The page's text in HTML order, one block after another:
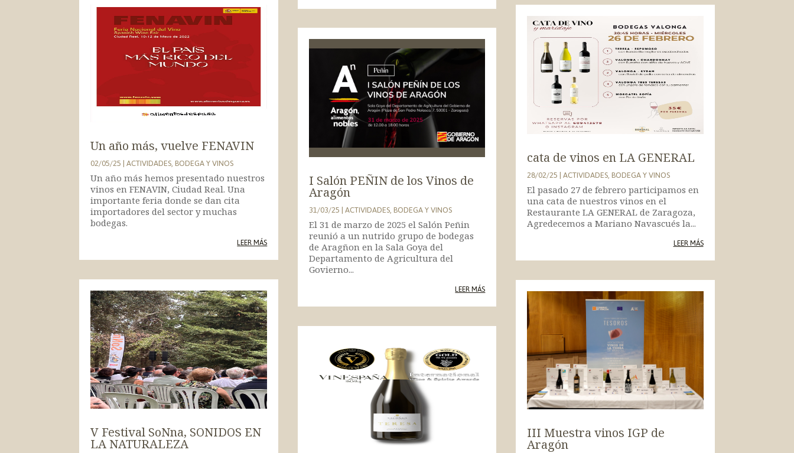
Un año más, vuelve FENAVIN
02/05/25|ACTIVIDADES,BODEGA Y VINOS
Un año más hemos presentado nuestros
vinos en FENAVIN, Ciudad Real. Una
importante feria donde se dan cita
importadores del sector y muchas
bodegas.
LEER MÁS
V Festival SoNna, SONIDOS EN
LA NATURALEZA
I Salón PEÑIN de los Vinos de
Aragón
31/03/25|ACTIVIDADES,BODEGA Y VINOS
El 31 de marzo de 2025 el Salón Peñin
reunió a un nutrido grupo de bodegas
de Aragñon en la Sala Goya del
Departamento de Agricultura del
Govierno...
LEER MÁS
cata de vinos en LA GENERAL
28/02/25|ACTIVIDADES,BODEGA Y VINOS
El pasado 27 de febrero participamos en
una cata de nuestros vinos en el
Restaurante LA GENERAL de Zaragoza,
Agredecemos a Mariano Navascués la...
LEER MÁS
III Muestra vinos IGP de
Aragón